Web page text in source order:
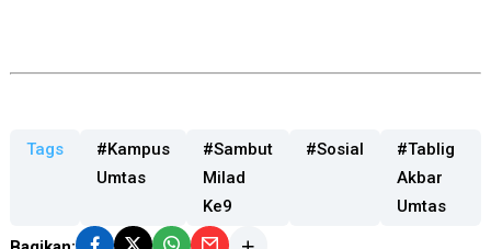
Tags
#Kampus
Umtas
#Sambut
Milad
Ke9
#Sosial
#Tablig
Akbar
Umtas